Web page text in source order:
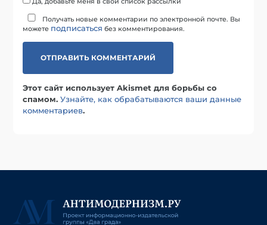
Получать новые комментарии по электронной почте. Вы
можете подписаться без комментирования.
Этот сайт использует Akismet для борьбы со
спамом.Узнайте, как обрабатываются ваши данные
комментариев.